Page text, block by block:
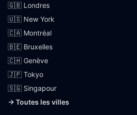
🇬🇧 Londres
🇺🇸 New York
🇨🇦 Montréal
🇧🇪 Bruxelles
🇨🇭 Genève
🇯🇵 Tokyo
🇸🇬 Singapour
→ Toutes les villes